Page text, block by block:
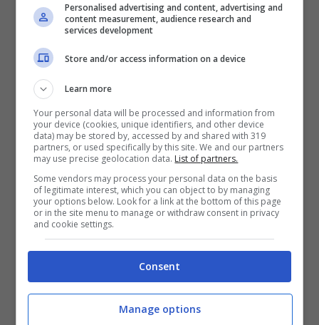
alla squadra bianconera fino al prossimo
30 giugno 2025″.
Stivanello in campo con la maglia della Juve (Instagram) –
Personalised advertising and content, advertising and
content measurement, audience research and
services development
Store and/or access information on a device
Learn more
Your personal data will be processed and information from
your device (cookies, unique identifiers, and other device
data) may be stored by, accessed by and shared with 319
partners, or used specifically by this site. We and our partners
may use precise geolocation data. List of partners.
Some vendors may process your personal data on the basis
of legitimate interest, which you can object to by managing
your options below. Look for a link at the bottom of this page
or in the site menu to manage or withdraw consent in privacy
and cookie settings.
Consent
Manage options